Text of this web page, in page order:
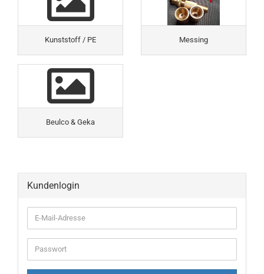
Kunststoff / PE Messing
Beulco & Geka
Kundenlogin